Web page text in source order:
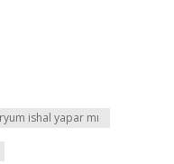
ishal yapar mı